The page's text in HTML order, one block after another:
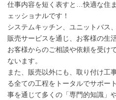
仕事内容を短く表すと…快適な住
ェッショナルです！
システムキッチン、ユニットバス
販売サービスを通じ、お客様の生
お客様からのご相談や依頼を受け
ないます。
また、販売以外にも、取り付け工
る全ての工程をトータルでサポー
事を通じて多くの「専門的知識」